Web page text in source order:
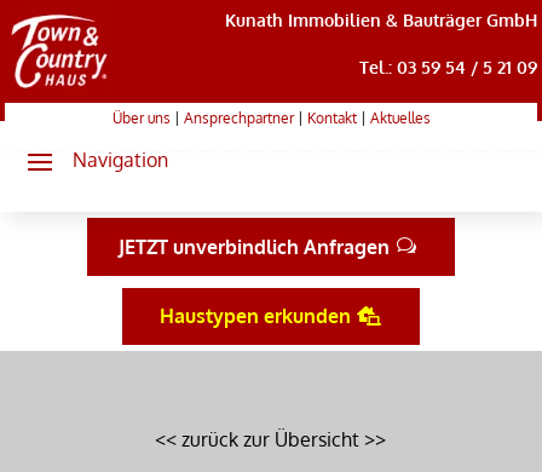
Kunath Immobilien & Bauträger GmbH
Tel.: 03 59 54 / 5 21 09
Über uns Ansprechpartner| Kontakt| Aktuelles
JETZT unverbindlich Anfragen
Haustypen erkunden
<< zurück zur Übersicht >>